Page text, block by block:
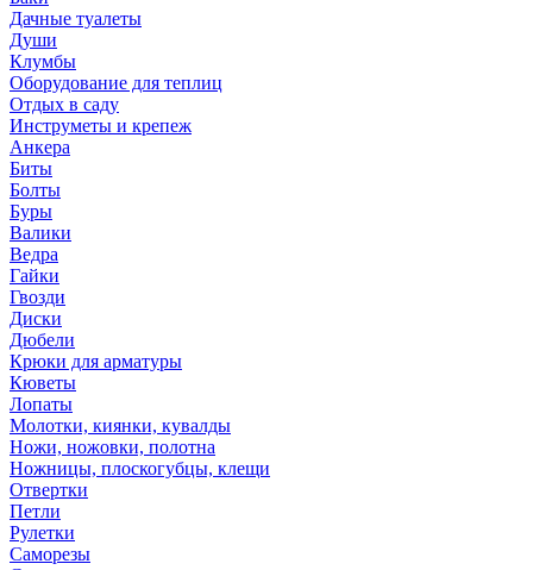
Дачные туалеты
Души
Клумбы
Оборудование для теплиц
Отдых в саду
Инструметы и крепеж
Анкера
Биты
Болты
Буры
Валики
Ведра
Гайки
Гвозди
Диски
Дюбели
Крюки для арматуры
Кюветы
Лопаты
Молотки, киянки, кувалды
Ножи, ножовки, полотна
Ножницы, плоскогубцы, клещи
Отвертки
Петли
Рулетки
Саморезы